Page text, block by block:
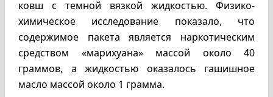
ковш с темной вязкой жидкостью. Физико-
химическое исследование показало, что
содержимое пакета является наркотическим
средством «марихуана» массой около 40
граммов, а жидкостью оказалось гашишное
масло массой около 1 грамма.